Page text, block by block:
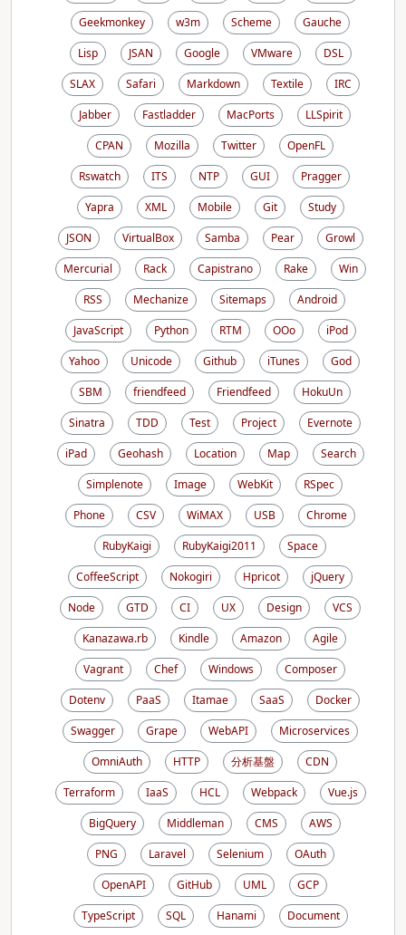
Geekmonkey
w3m Scheme
Gauche
Lisp
JSAN Google VMware
DSL
SLAX
Safari Markdown Textile
IRC
Jabber
Fastladder MacPorts
LLSpirit
CPAN
Mozilla Twitter
OpenFL
Rswatch
ITS NTP GUI
Pragger
Yapra
XML Mobile Git
Study
JSON
VirtualBox Samba Pear
Growl
Mercurial
Rack Capistrano Rake
Win
RSS
Mechanize Sitemaps
Android
JavaScript
Python RTM OOo
iPod
Yahoo
Unicode Github iTunes
God
SBM
friendfeed Friendfeed
HokuUn
Sinatra
TDD Test Project
Evernote
iPad
Geohash Location Map
Search
Simplenote
Image WebKit
RSpec
Phone
CSV WiMAX USB
Chrome
RubyKaigi
RubyKaigi2011
Space
CoffeeScript
Nokogiri Hpricot
jQuery
Node
GTD CI UX Design
VCS
Kanazawa.rb
Kindle Amazon
Agile
Vagrant
Chef Windows
Composer
Dotenv
PaaS Itamae SaaS
Docker
Swagger
Grape WebAPI
Microservices
OmniAuth
HTTP 分析基盤
CDN
Terraform
IaaS HCL Webpack
Vue.js
BigQuery
Middleman CMS
AWS
PNG
Laravel Selenium
OAuth
OpenAPI
GitHub UML
GCP
TypeScript
SQL Hanami Document